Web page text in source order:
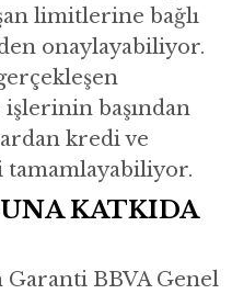
limitlerine bağlı
onaylayabiliyor.
başından
kredi ve
tamamlayabiliyor.
KATKIDA
BBVA Genel